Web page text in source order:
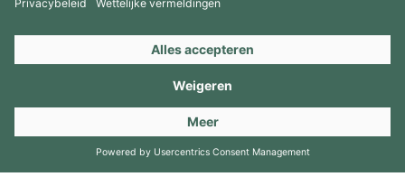
Copyright 2026 © Amorim Cork Solutions. All rights reserved.
byWebcomum